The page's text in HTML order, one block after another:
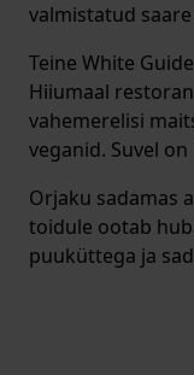
valmistatud
Teine White
Hiiumaal
vahemerelisi
veganid. Suvel
Orjaku sadamas
toidule ootab
puuküttega ja